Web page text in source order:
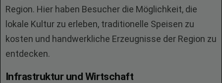
Region. Hier haben Besucher die Möglichkeit, die
lokale Kultur zu erleben, traditionelle Speisen zu
kosten und handwerkliche Erzeugnisse der Region zu
entdecken.
Infrastruktur und Wirtschaft